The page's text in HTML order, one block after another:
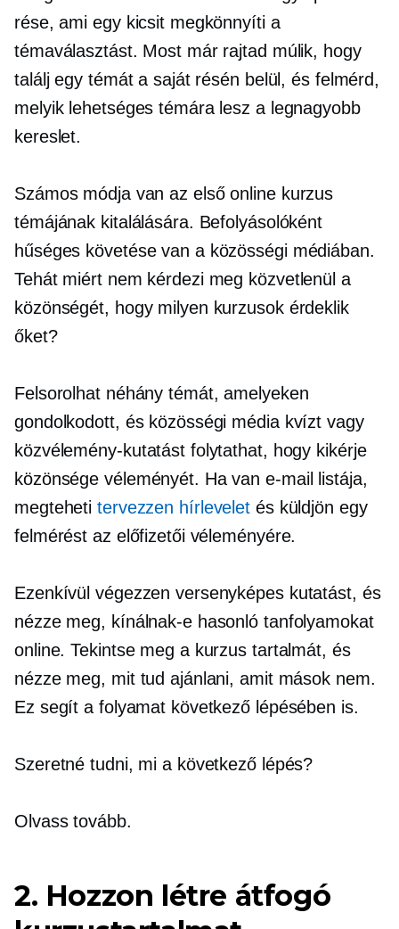
rése, ami egy kicsit megkönnyíti a
témaválasztást. Most már rajtad múlik, hogy
találj egy témát a saját résén belül, és felmérd,
melyik lehetséges témára lesz a legnagyobb
kereslet.
Számos módja van az első online kurzus
témájának kitalálására. Befolyásolóként
hűséges követése van a közösségi médiában.
Tehát miért nem kérdezi meg közvetlenül a
közönségét, hogy milyen kurzusok érdeklik
őket?
Felsorolhat néhány témát, amelyeken
gondolkodott, és közösségi média kvízt vagy
közvélemény-kutatást folytathat, hogy kikérje
közönsége véleményét. Ha van e-mail listája,
megtehetitervezzen hírlevelet és küldjön egy
felmérést az előfizetői véleményére.
Ezenkívül végezzen versenyképes kutatást, és
nézze meg, kínálnak-e hasonló tanfolyamokat
online. Tekintse meg a kurzus tartalmát, és
nézze meg, mit tud ajánlani, amit mások nem.
Ez segít a folyamat következő lépésében is.
Szeretné tudni, mi a következő lépés?
Olvass tovább.
2. Hozzon létre átfogó